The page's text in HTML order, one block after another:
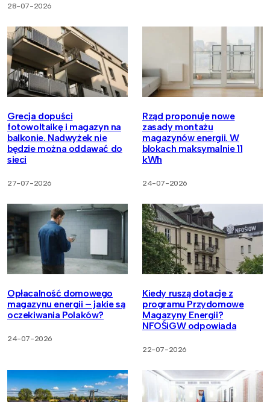
28-07-2026
Grecja dopuści
fotowoltaikę i magazyn na
balkonie. Nadwyżek nie
będzie można oddawać do
sieci
27-07-2026
Rząd proponuje nowe
zasady montażu
magazynów energii. W
blokach maksymalnie 11
kWh
24-07-2026
Opłacalność domowego
magazynu energii – jakie są
oczekiwania Polaków?
24-07-2026
Kiedy ruszą dotacje z
programu Przydomowe
Magazyny Energii?
NFOŚiGW odpowiada
22-07-2026